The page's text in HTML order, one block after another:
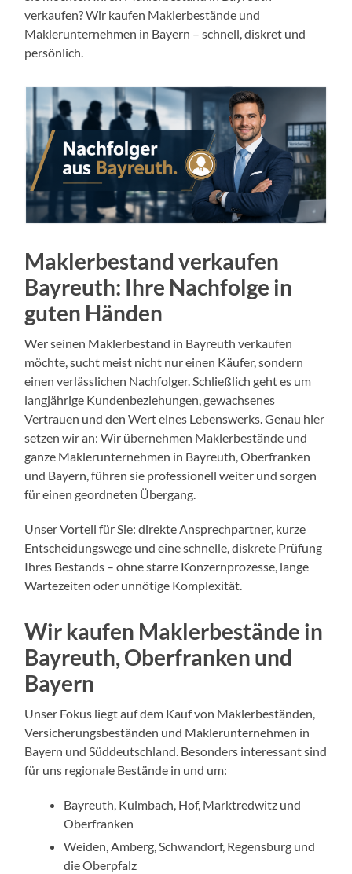
verkaufen? Wir kaufen Maklerbestände und
Maklerunternehmen in Bayern – schnell, diskret und
persönlich.
Maklerbestand verkaufen
Bayreuth: Ihre Nachfolge in
guten Händen
Wer seinen Maklerbestand in Bayreuth verkaufen
möchte, sucht meist nicht nur einen Käufer, sondern
einen verlässlichen Nachfolger. Schließlich geht es um
langjährige Kundenbeziehungen, gewachsenes
Vertrauen und den Wert eines Lebenswerks. Genau hier
setzen wir an: Wir übernehmen Maklerbestände und
ganze Maklerunternehmen in Bayreuth, Oberfranken
und Bayern, führen sie professionell weiter und sorgen
für einen geordneten Übergang.
Unser Vorteil für Sie: direkte Ansprechpartner, kurze
Entscheidungswege und eine schnelle, diskrete Prüfung
Ihres Bestands – ohne starre Konzernprozesse, lange
Wartezeiten oder unnötige Komplexität.
Wir kaufen Maklerbestände in
Bayreuth, Oberfranken und
Bayern
Unser Fokus liegt auf dem Kauf von Maklerbeständen,
Versicherungsbeständen und Maklerunternehmen in
Bayern und Süddeutschland. Besonders interessant sind
für uns regionale Bestände in und um:
Bayreuth, Kulmbach, Hof, Marktredwitz und
Oberfranken
Weiden, Amberg, Schwandorf, Regensburg und
die Oberpfalz